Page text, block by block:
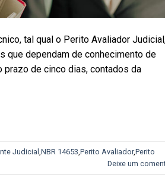
tal qual o Perito Avaliador
que dependam de conhecimento de
de cinco dias, contados da
Judicial NBR 14653 Perito Avaliador,Perito
Deixe um